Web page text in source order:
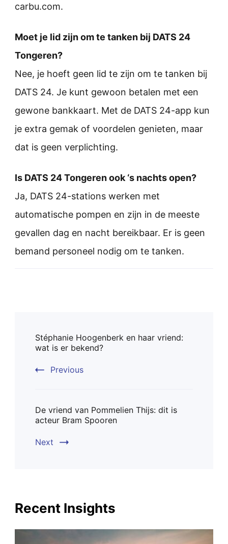
carbu.com.
Moet je lid zijn om te tanken bij DATS 24
Tongeren?
Nee, je hoeft geen lid te zijn om te tanken bij
DATS 24. Je kunt gewoon betalen met een
gewone bankkaart. Met de DATS 24-app kun
je extra gemak of voordelen genieten, maar
dat is geen verplichting.
Is DATS 24 Tongeren ook ‘s nachts open?
Ja, DATS 24-stations werken met
automatische pompen en zijn in de meeste
gevallen dag en nacht bereikbaar. Er is geen
bemand personeel nodig om te tanken.
Navigation
Stéphanie Hoogenberk en haar vriend:
wat is er bekend?
Previous
De vriend van Pommelien Thijs: dit is
acteur Bram Spooren
Next
Recent Insights